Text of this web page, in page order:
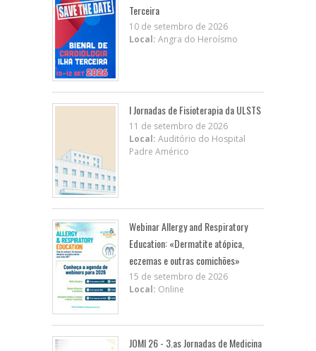
Terceira
10 de setembro de 2026
Local: Angra do Heroísmo
I Jornadas de Fisioterapia da ULSTS
11 de setembro de 2026
Local: Auditório do Hospital
Padre Américo
Webinar Allergy and Respiratory
Education: «Dermatite atópica,
eczemas e outras comichões»
15 de setembro de 2026
Local: Online
JOMI 26 - 3.as Jornadas de Medicina